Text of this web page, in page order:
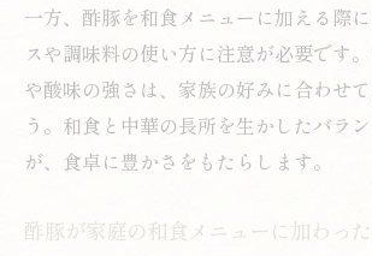
一方、酢豚を和食メニューに加える際
スや調味料の使い方に注意が必要です
や酸味の強さは、家族の好みに合わせ
う。和食と中華の長所を生かしたバラ
が、食卓に豊かさをもたらします。
酢豚が家庭の和食メニューに加わっ